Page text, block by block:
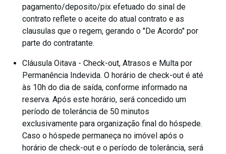
pagamento/deposito/pix efetuado do sinal de
contrato reflete o aceite do atual contrato e as
clausulas que o regem, gerando o "De Acordo" por
parte do contratante.
Cláusula Oitava - Check-out, Atrasos e Multa por
Permanência Indevida. O horário de check-out é até
às 10h do dia de saída, conforme informado na
reserva. Após este horário, será concedido um
período de tolerância de 50 minutos
exclusivamente para organização final do hóspede.
Caso o hóspede permaneça no imóvel após o
horário de check-out e o período de tolerância, será